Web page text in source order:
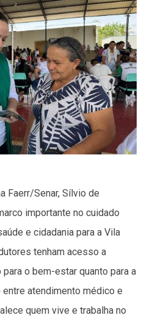
Faerr/Senar, Sílvio de
importante no cuidado
e cidadania para a Vila
tenham acesso a
o bem-estar quanto para a
atendimento médico e
quem vive e trabalha no